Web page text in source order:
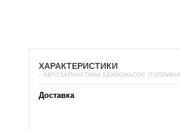
ХАРАКТЕРИСТИКИ
✅АВТОЗАПЧАСТИНА БЕНЗОНАСОС
Доставка